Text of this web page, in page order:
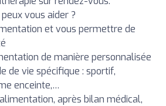
vous aider ?
et vous permettre de
de manière personnalisée
de vie spécifique : sportif,
enceinte,…
après bilan médical,